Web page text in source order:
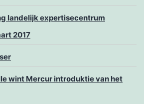
landelijk expertisecentrum
2017
wint Mercur introduktie van het